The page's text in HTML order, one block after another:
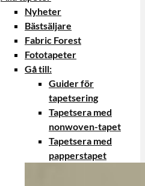
Nyheter
Bästsäljare
Fabric Forest
Fototapeter
Gå till:
Guider för
tapetsering
Tapetsera med
nonwoven-tapet
Tapetsera med
papperstapet